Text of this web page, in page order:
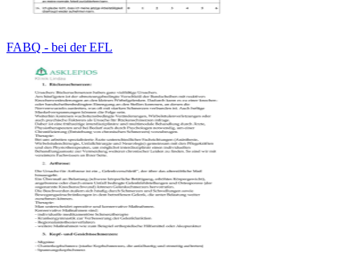
FABQ - bei der EFL